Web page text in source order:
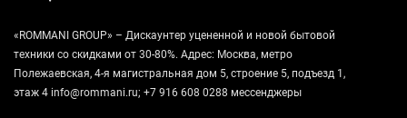
«ROMMANI GROUP» – Дискаунтер уцененной и новой бытовой
техники со скидками от 30-80%. Адрес: Москва, метро
Полежаевская, 4-я магистральная дом 5, строение 5, подъезд 1,
этаж 4 info@rommani.ru; +7 916 608 0288 мессенджеры